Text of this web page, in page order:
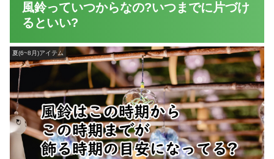
風鈴っていつからなの?いつまでに片づけ
るといい?
夏(6~8月)アイテム